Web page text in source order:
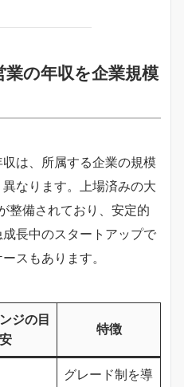
の年収を企業規模
は、所属する企業の規模
なります。上場済みの大
整備されており、安定的
長中のスタートアップで
スもあります。
ジの目
安
特徴
グレード制を導